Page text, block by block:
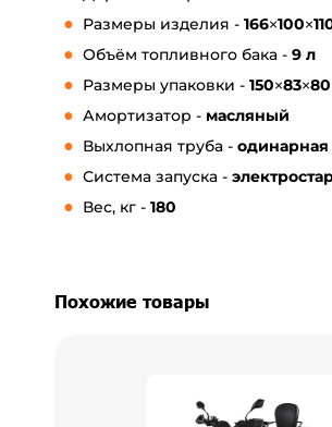
Размеры изделия -
Объём топливного бака - 9 л
Размеры упаковки -
Амортизатор - масляный
Выхлопная труба -
Система запуска -
Вес, кг - 180
Похожие товары